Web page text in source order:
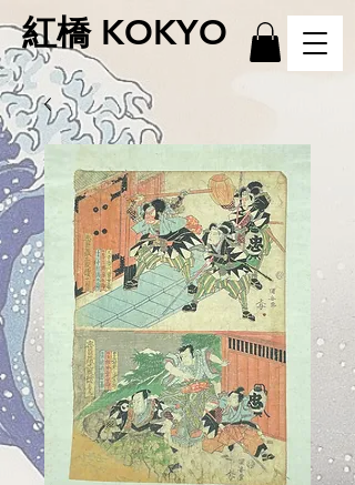
紅橋 KOKYO